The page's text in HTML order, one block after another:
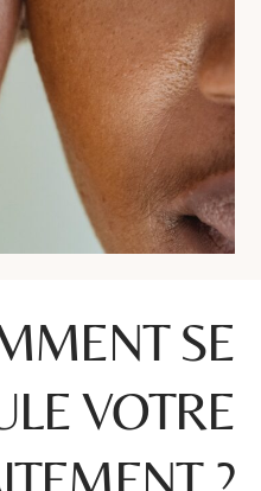
SE
VOTRE